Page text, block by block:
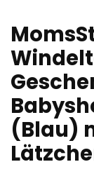
(Blau)